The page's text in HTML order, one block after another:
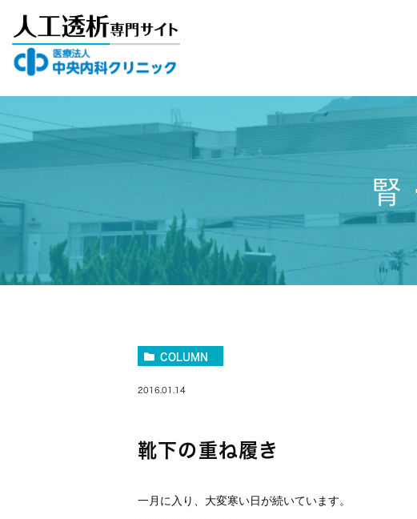
COLUMN
2016.01.14
靴下の重ね履き
一月に入り、大変寒い日が続いています。